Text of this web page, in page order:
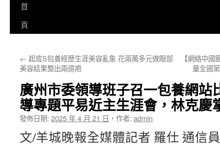
首
頁
← 起底S包養經歷生涯美容亂象 花兩萬多元做眼部
美容結果整出兩道疤
【網絡中
量全國
廣州市委領導班子召一包養網站
導專題平易近主生涯會，林克慶
發佈日期: 2025 年 4 月 21 日 ， 作者: admin
文/羊城晚報全媒體記者 羅仕 通信